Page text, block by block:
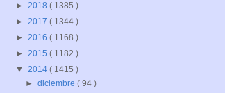
► 2018 ( 1385 )
► 2017 ( 1344 )
► 2016 ( 1168 )
► 2015 ( 1182 )
▼ 2014 ( 1415 )
►diciembre( 94 )